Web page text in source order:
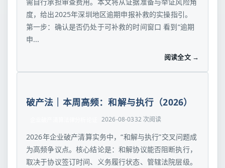
度，给出2025年深圳地区逾期申报补救的实操指引。
第一步：确认是否仍处于可补救的时间窗口 看到“逾期
申...
阅读全文 →
破产法｜本周高频：和解与执行（2026）
2026-08-0332 次阅读
2026年企业破产清算实务中，“和解与执行”交叉问题成
为高频争议点。核心结论是：和解协议能否阻断执行，
取决于协议签订时间、义务履行状态、管辖法院层级。